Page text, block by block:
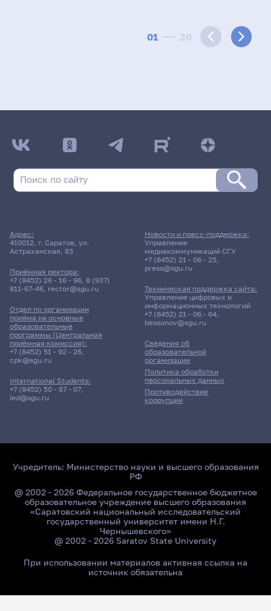
01 20
Адрес:
410012, г. Саратов, ул.
Астраханская, 83
Приёмная ректора:
+7 (8452) 26 - 16 - 96, 8 (937)
811-67-46, rector@sgu.ru
Отдел по организации
приёма на основные
образовательные
программы (Центральная
приёмная комиссия):
+7 (8452) 51 - 92 - 26,
cpk@sgu.ru
International Students:
+7 (8452) 50 - 87 - 07,
ied@sgu.ru
Сведения об
образовательной
организации
Политика обработки
персональных данных
Противодействие
коррупции
Новости и пресс-поддержка:
Управление
медиакоммуникаций СГУ
+7 (8452) 21 - 06 - 25,
press@sgu.ru
Техническая поддержка сайта:
Управление цифровых и
информационных технологий
+7 (8452) 21 - 06 - 64,
bessonov@sgu.ru
Учредитель: Министерство науки и высшего образования
РФ
@ 2002 - 2026 Федеральное государственное бюджетное
образовательное учреждение высшего образования
«Саратовский национальный исследовательский
государственный университет имени Н.Г.
Чернышевского»
@ 2002 - 2026 Saratov State University
При использовании материалов активная ссылка на
источник обязательна